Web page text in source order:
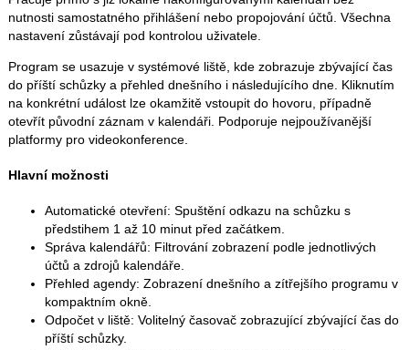
nutnosti samostatného přihlášení nebo propojování účtů. Všechna
nastavení zůstávají pod kontrolou uživatele.
Program se usazuje v systémové liště, kde zobrazuje zbývající čas
do příští schůzky a přehled dnešního i následujícího dne. Kliknutím
na konkrétní událost lze okamžitě vstoupit do hovoru, případně
otevřít původní záznam v kalendáři. Podporuje nejpoužívanější
platformy pro videokonference.
Hlavní možnosti
Automatické otevření: Spuštění odkazu na schůzku s
předstihem 1 až 10 minut před začátkem.
Správa kalendářů: Filtrování zobrazení podle jednotlivých
účtů a zdrojů kalendáře.
Přehled agendy: Zobrazení dnešního a zítřejšího programu v
kompaktním okně.
Odpočet v liště: Volitelný časovač zobrazující zbývající čas do
příští schůzky.